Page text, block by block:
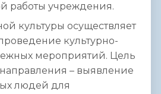
работы учреждения.
культуры осуществляет
культурно-
мероприятий. Цель
– выявление
людей для